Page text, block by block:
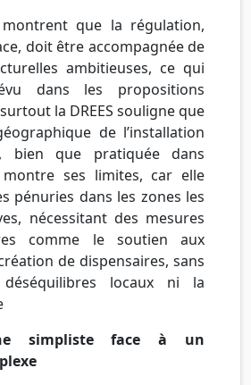
montrent que la régulation,
doit être accompagnée de
ambitieuses, ce qui
dans les propositions
la DREES souligne que
de l’installation
bien que pratiquée dans
montre ses limites, car elle
pénuries dans les zones les
nécessitant des mesures
comme le soutien aux
de dispensaires, sans
locaux ni la
simpliste face à un